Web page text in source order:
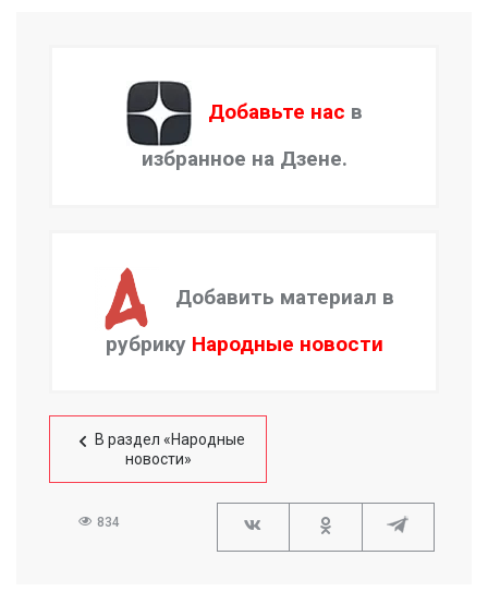
Добавьте нас в
избранное на Дзене.
Добавить материал в
рубрику Народные новости
В раздел «Народные
новости»
834